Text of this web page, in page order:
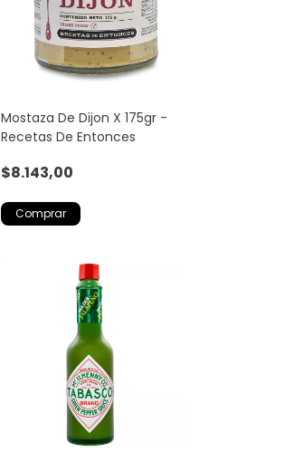
Mostaza De Dijon X 175gr -
Recetas De Entonces
$8.143,00